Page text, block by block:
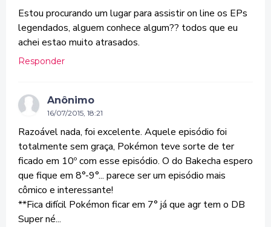
Estou procurando um lugar para assistir on line os EPs
legendados, alguem conhece algum?? todos que eu
achei estao muito atrasados.
Responder
Anônimo
16/07/2015, 18:21
Razoável nada, foi excelente. Aquele episódio foi
totalmente sem graça, Pokémon teve sorte de ter
ficado em 10º com esse episódio. O do Bakecha espero
que fique em 8°-9°... parece ser um episódio mais
cômico e interessante!
**Fica difícil Pokémon ficar em 7° já que agr tem o DB
Super né...